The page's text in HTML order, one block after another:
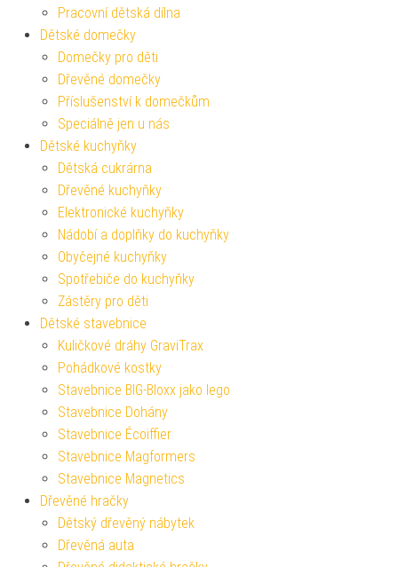
Pracovní dětská dílna
Dětské domečky
Domečky pro děti
Dřevěné domečky
Příslušenství k domečkům
Speciálně jen u nás
Dětské kuchyňky
Dětská cukrárna
Dřevěné kuchyňky
Elektronické kuchyňky
Nádobí a doplňky do kuchyňky
Obyčejné kuchyňky
Spotřebiče do kuchyňky
Zástěry pro děti
Dětské stavebnice
Kuličkové dráhy GraviTrax
Pohádkové kostky
Stavebnice BIG-Bloxx jako lego
Stavebnice Dohány
Stavebnice Écoiffier
Stavebnice Magformers
Stavebnice Magnetics
Dřevěné hračky
Dětský dřevěný nábytek
Dřevěná auta